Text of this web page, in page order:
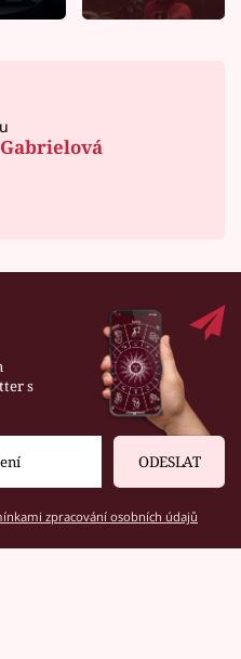
s
ODESLAT
zpracování osobních údajů